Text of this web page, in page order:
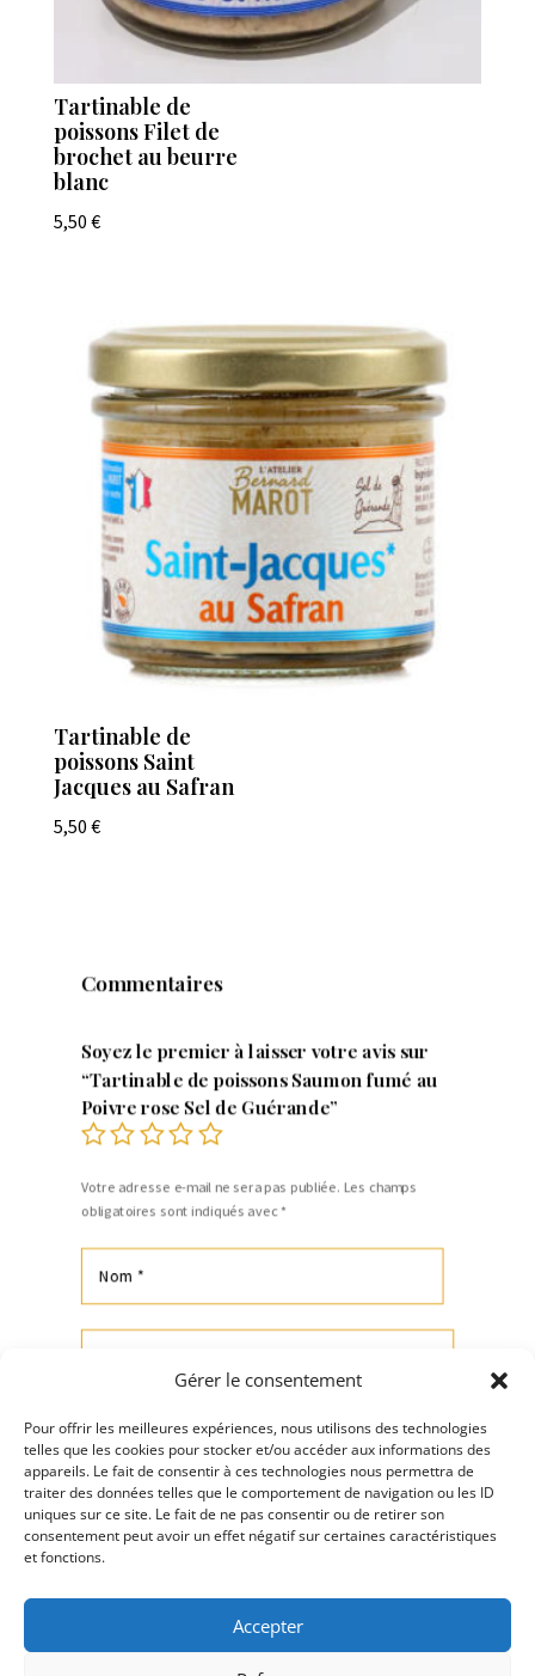
Gérer le consentement
Pour offrir les meilleures expériences, nous utilisons des technologies
telles que les cookies pour stocker et/ou accéder aux informations des
appareils. Le fait de consentir à ces technologies nous permettra de
traiter des données telles que le comportement de navigation ou les ID
uniques sur ce site. Le fait de ne pas consentir ou de retirer son
consentement peut avoir un effet négatif sur certaines caractéristiques
et fonctions.
Accepter
Tartinable de
poissons Filet de
brochet au beurre
blanc
5,50 €
Tartinable de
poissons Saint
Jacques au Safran
5,50 €
Commentaires
Soyez le premier à laisser votre avis sur
“Tartinable de poissons Saumon fumé au
Poivre rose Sel de Guérande”
Votre adresse e-mail ne sera pas publiée. Les champs
obligatoires sont indiqués avec*
Envoi